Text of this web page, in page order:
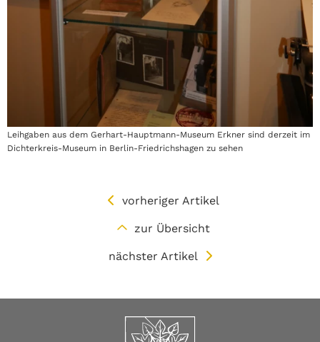
Leihgaben aus dem Gerhart-Hauptmann-Museum Erkner sind derzeit im
Dichterkreis-Museum in Berlin-Friedrichshagen zu sehen
vorheriger Artikel
zur Übersicht
nächster Artikel